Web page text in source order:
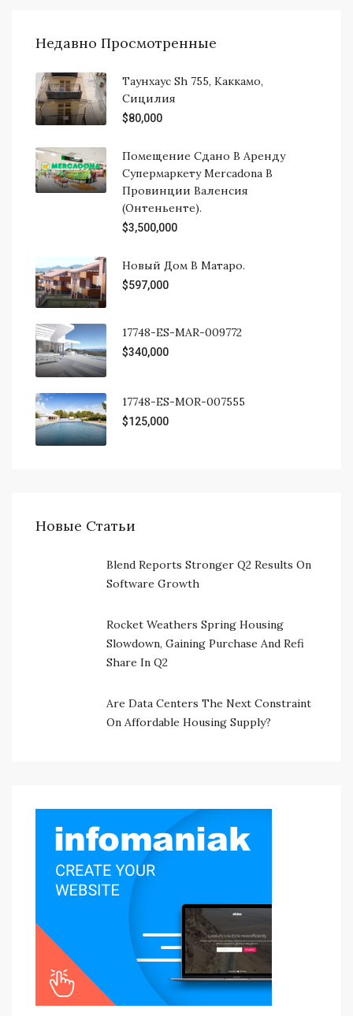
Недавно Просмотренные
Таунхаус Sh 755, Каккамо,
Сицилия
$80,000
Помещение Сдано В Аренду
Супермаркету Mercadona В
Провинции Валенсия
(Онтеньенте).
$3,500,000
Новый Дом В Матаро.
$597,000
17748-ES-MAR-009772
$340,000
17748-ES-MOR-007555
$125,000
Новые Статьи
Blend Reports Stronger Q2 Results On
Software Growth
Rocket Weathers Spring Housing
Slowdown, Gaining Purchase And Refi
Share In Q2
Are Data Centers The Next Constraint
On Affordable Housing Supply?